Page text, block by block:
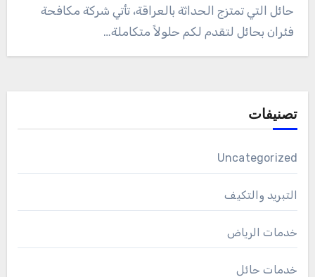
حائل التي تمتزج الحداثة بالعراقة، تأتي شركة مكافحة
فئران بحائل لتقدم لكم حلولاً متكاملة…
تصنيفات
Uncategorized
التبريد والتكيف
خدمات الرياض
خدمات حائل